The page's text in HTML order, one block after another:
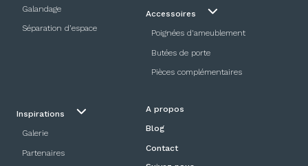
Galandage
Séparation d’espace
Accessoires
Poignées d'ameublement
Butées de porte
Pièces complémentaires
Inspirations
Galerie
Partenaires
A propos
Blog
Contact